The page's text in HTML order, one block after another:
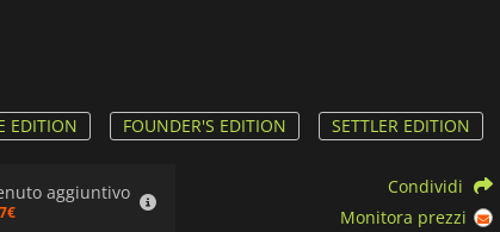
Il gioco introduce anche
modificare le proprie
scegliere nuove forme di
politiche culturali quando
rende ogni decisione
vostro impero cresce in
porta una
le radici strategiche del
civiltà rivali rimangano
EDITION FOUNDER'S EDITION SETTLER EDITION
aggiuntivo
Condividi
Monitora prezzi